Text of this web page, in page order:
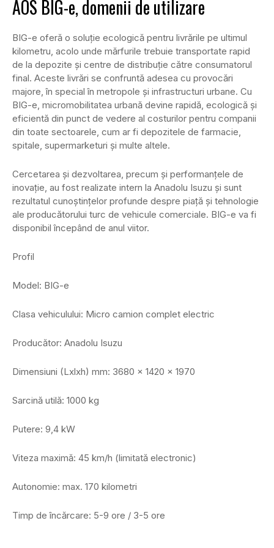
AOS BIG-e, domenii de utilizare
BIG-e oferă o soluție ecologică pentru livrările pe ultimul
kilometru, acolo unde mărfurile trebuie transportate rapid
de la depozite și centre de distribuție către consumatorul
final. Aceste livrări se confruntă adesea cu provocări
majore, în special în metropole și infrastructuri urbane. Cu
BIG-e, micromobilitatea urbană devine rapidă, ecologică și
eficientă din punct de vedere al costurilor pentru companii
din toate sectoarele, cum ar fi depozitele de farmacie,
spitale, supermarketuri și multe altele.
Cercetarea și dezvoltarea, precum și performanțele de
inovație, au fost realizate intern la Anadolu Isuzu și sunt
rezultatul cunoștințelor profunde despre piață și tehnologie
ale producătorului turc de vehicule comerciale. BIG-e va fi
disponibil începând de anul viitor.
Profil
Model: BIG-e
Clasa vehiculului: Micro camion complet electric
Producător: Anadolu Isuzu
Dimensiuni (Lxlxh) mm: 3680 x 1420 x 1970
Sarcină utilă: 1000 kg
Putere: 9,4 kW
Viteza maximă: 45 km/h (limitată electronic)
Autonomie: max. 170 kilometri
Timp de încărcare: 5-9 ore / 3-5 ore